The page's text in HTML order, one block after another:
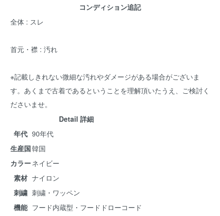
コンディション追記
全体 : スレ
首元・襟 : 汚れ
※記載しきれない微細な汚れやダメージがある場合がございま
す。あくまで古着であるということを理解頂いたうえ、ご検討く
ださいませ。
Detail 詳細
年代 90年代
生産国韓国
カラーネイビー
素材 ナイロン
刺繍 刺繍・ワッペン
機能 フード内蔵型・フードドローコード